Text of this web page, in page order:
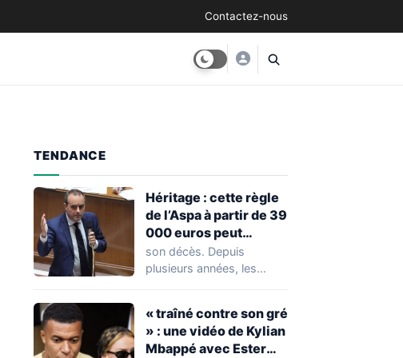
Contactez-nous
TENDANCE
Héritage : cette règle
de l’Aspa à partir de 39
000 euros peut
réserver une
mauvaise surprise à
son décès. Depuis
plusieurs années, les
concernant le seuil…
« traîné contre son gré
» : une vidéo de Kylian
Mbappé avec Ester